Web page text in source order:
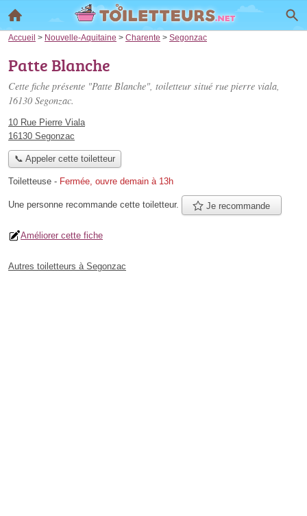
Accueil > Nouvelle-Aquitaine > Charente > Segonzac
Patte Blanche
Cette fiche présente "Patte Blanche", toiletteur situé rue pierre viala,
16130 Segonzac.
10 Rue Pierre Viala
16130 Segonzac
📞 Appeler cette toiletteur
Toiletteuse - Fermée, ouvre demain à 13h
Une personne recommande cette toiletteur. Je recommande
Améliorer cette fiche
Autres toiletteurs à Segonzac